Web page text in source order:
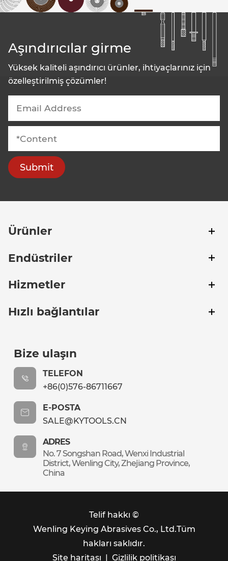
Aşındırıcılar girme
Yüksek kaliteli aşındırıcı ürünler, ihtiyaçlarınız için
özelleştirilmiş çözümler!
Submit
Ürünler
Endüstriler
Hizmetler
Hızlı bağlantılar
Bize ulaşın
TELEFON
+86(0)576-86711667
E-POSTA
SALE@KYTOOLS.CN
ADRES
No. 7 Songshan Road, Wenxi Industrial
District, Wenling City, Zhejiang Province,
China
Telif hakkı ©
Wenling Keying Abrasives Co., Ltd.Tüm
hakları saklıdır.
Site haritası
Gizlilik politikası